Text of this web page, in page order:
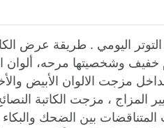
اليومي . طريقة عرض
خفيف وشخصيتها مرحه، ألوان
مزجت الالوان الأبيض
المزاج ، مزجت الكاتبة
بين الضحك والبكاء